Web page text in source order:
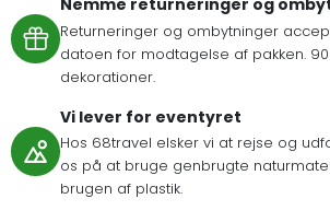
Nemme returneringer og
Returneringer og ombytninger
datoen for modtagelse af pakken.
dekorationer.
Vi lever for eventyret
Hos 68travel elsker vi at rejse og
os på at bruge genbrugte
brugen af plastik.